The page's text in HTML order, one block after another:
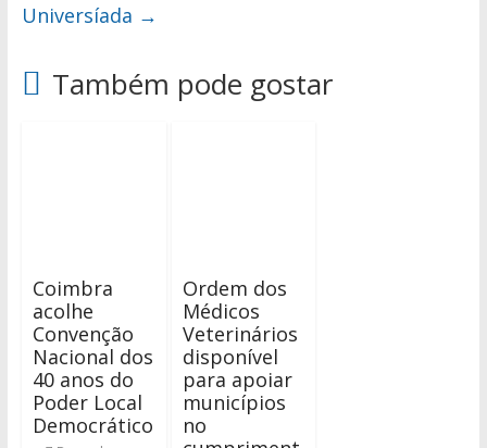
Universíada →
Também pode gostar
Coimbra
acolhe
Convenção
Nacional dos
40 anos do
Poder Local
Democrático
Ordem dos
Médicos
Veterinários
disponível
para apoiar
municípios
no